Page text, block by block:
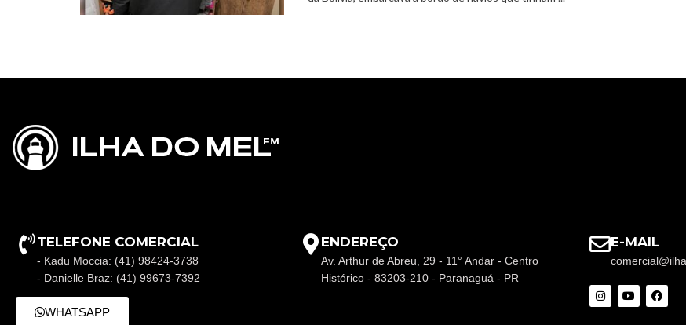
TELEFONE COMERCIAL
- Kadu Moccia: (41) 98424-3738
- Danielle Braz: (41) 99673-7392
WHATSAPP
ENDEREÇO
Av. Arthur de Abreu, 29 - 11° Andar - Centro
Histórico - 83203-210 - Paranaguá - PR
E-MAIL